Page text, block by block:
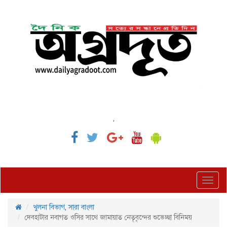
,
খুলনা বিভাগ,সারা বাংলা
দেবহাটার নবাগত ওসির সাথে জামায়াত নেতৃবৃন্দের শুভেচ্ছা বিনিময়